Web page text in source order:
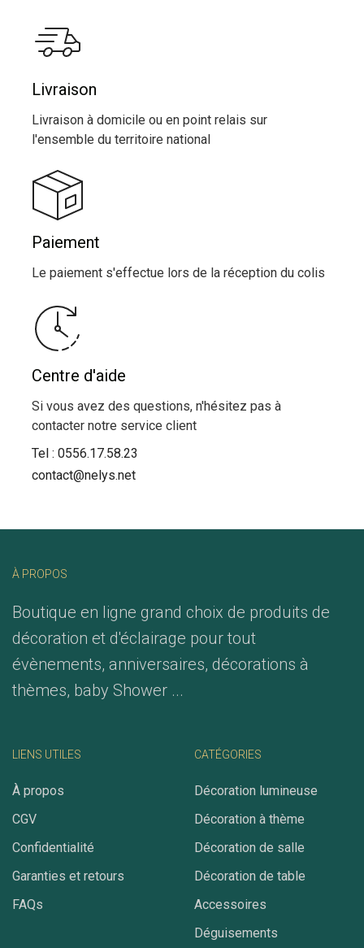
Livraison
Livraison à domicile ou en point relais sur
l'ensemble du territoire national
Paiement
Le paiement s'effectue lors de la réception du colis
Centre d'aide
Si vous avez des questions, n'hésitez pas à
contacter notre service client
Tel : 0556.17.58.23
contact@nelys.net
À PROPOS
Boutique en ligne grand choix de produits de
décoration et d'éclairage pour tout
évènements, anniversaires, décorations à
thèmes, baby Shower ...
LIENS UTILES
À propos
CGV
Confidentialité
Garanties et retours
FAQs
CATÉGORIES
Décoration lumineuse
Décoration à thème
Décoration de salle
Décoration de table
Accessoires
Déguisements